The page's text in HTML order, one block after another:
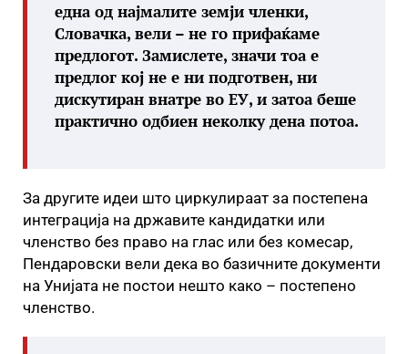
една од најмалите земји членки,
Словачка, вели – не го прифаќаме
предлогот. Замислете, значи тоа е
предлог кој не е ни подготвен, ни
дискутиран внатре во ЕУ, и затоа беше
практично одбиен неколку дена потоа.
За другите идеи што циркулираат за постепена
интеграција на државите кандидатки или
членство без право на глас или без комесар,
Пендаровски вели дека во базичните документи
на Унијата не постои нешто како – постепено
членство.